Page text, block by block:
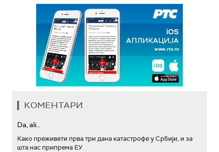
КОМЕНТАРИ
Da, ali...
Како преживети прва три дана катастрофе у Србији, и за
шта нас припрема ЕУ